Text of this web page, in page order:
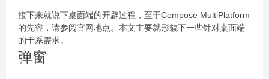
接下来就说下桌面端的开辟过程，至于Compose MultiPlatform
的先容，请参阅官网地点。本文主要就形貌下一些针对桌面端
的干系需求。
弹窗